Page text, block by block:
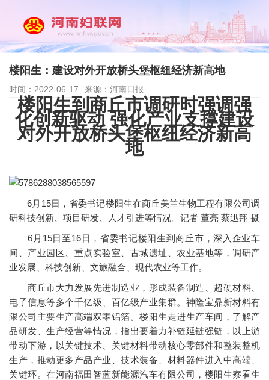
楼阳生：建设对外开放桥头堡枢纽经济新高地
时间：2022-06-17 来源：河南日报
楼阳生到商丘市调研时强调强
化创新驱动 强化产业支撑建设
对外开放桥头堡枢纽经济新高
地
6月15日，省委书记楼阳生在商丘美兰生物工程有限公司调
研科技创新、项目研发、人才引进等情况。记者 董亮 蔡迅翔 摄
6月15日至16日，省委书记楼阳生到商丘市，深入企业车
间、产业园区、重点实验室、古城遗址、农业基地等，调研产
业发展、科技创新、文旅融合、现代农业等工作。
商丘市大力发展先进制造业，形成装备制造、超硬材料、
电子信息等多个千亿级、百亿级产业集群。神隆宝鼎新材料有
限公司主要生产高端双零铝箔。楼阳生走进生产车间，了解产
品研发、生产经营等情况，指出要着力补链延链强链，以上游
带动下游，以关键技术、关键材料带动核心零部件和整装整机
生产，推动更多产品产业、技术装备、材料器件进入中高端、
关键环。在河南福田智蓝新能源汽车有限公司，楼阳生察看生